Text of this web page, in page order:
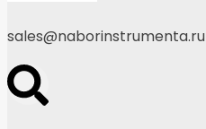
sales@naborinstrumenta.ru